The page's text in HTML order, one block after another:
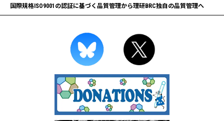
国際規格ISO9001の認証に基づく品質管理から理研BRC独自の品質管理へ